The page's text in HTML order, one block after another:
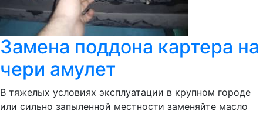
Замена поддона картера на
чери амулет
В тяжелых условиях эксплуатации в крупном городе
или сильно запыленной местности заменяйте масло